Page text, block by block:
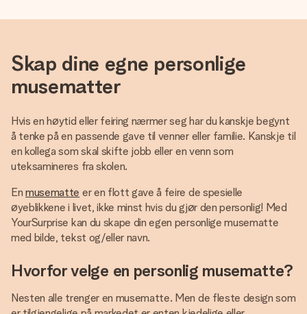
Skap dine egne personlige
musematter
Hvis en høytid eller feiring nærmer seg har du kanskje begynt
å tenke på en passende gave til venner eller familie. Kanskje til
en kollega som skal skifte jobb eller en venn som
uteksamineres fra skolen.
Enmusematte er en flott gave å feire de spesielle
øyeblikkene i livet, ikke minst hvis du gjør den personlig! Med
YourSurprise kan du skape din egen personlige musematte
med bilde, tekst og/eller navn.
Hvorfor velge en personlig musematte?
Nesten alle trenger en musematte. Men de fleste design som